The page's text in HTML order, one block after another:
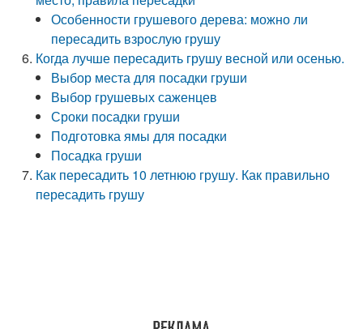
Особенности грушевого дерева: можно ли
пересадить взрослую грушу
Когда лучше пересадить грушу весной или осенью.
Выбор места для посадки груши
Выбор грушевых саженцев
Сроки посадки груши
Подготовка ямы для посадки
Посадка груши
Как пересадить 10 летнюю грушу. Как правильно
пересадить грушу